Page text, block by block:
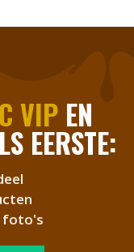
VIPEN
EERSTE:
foto's